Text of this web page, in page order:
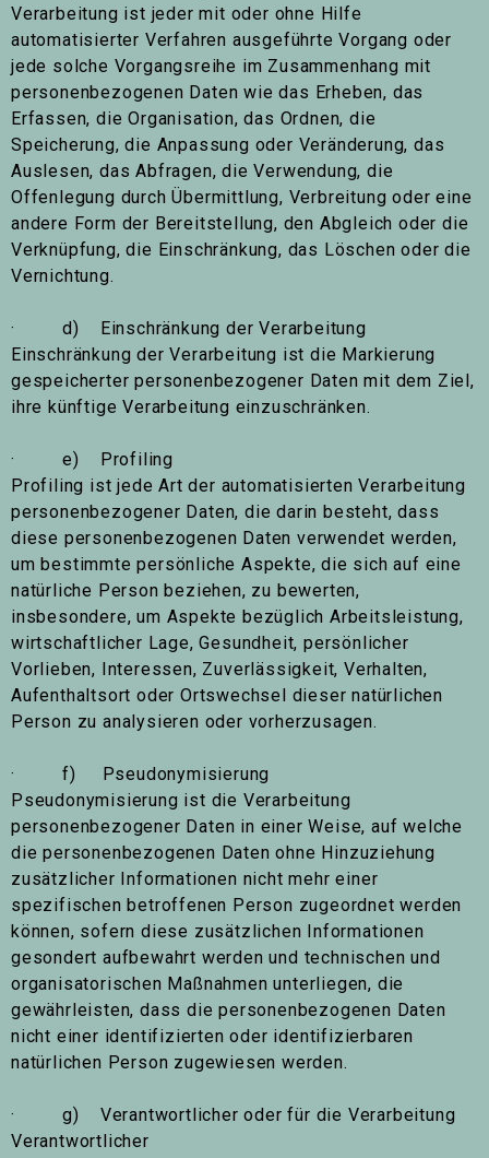
Verarbeitung ist jeder mit oder ohne Hilfe
automatisierter Verfahren ausgeführte Vorgang oder
jede solche Vorgangsreihe im Zusammenhang mit
personenbezogenen Daten wie das Erheben, das
Erfassen, die Organisation, das Ordnen, die
Speicherung, die Anpassung oder Veränderung, das
Auslesen, das Abfragen, die Verwendung, die
Offenlegung durch Übermittlung, Verbreitung oder eine
andere Form der Bereitstellung, den Abgleich oder die
Verknüpfung, die Einschränkung, das Löschen oder die
Vernichtung.
· d) Einschränkung der Verarbeitung
Einschränkung der Verarbeitung ist die Markierung
gespeicherter personenbezogener Daten mit dem Ziel,
ihre künftige Verarbeitung einzuschränken.
· e) Profiling
Profiling ist jede Art der automatisierten Verarbeitung
personenbezogener Daten, die darin besteht, dass
diese personenbezogenen Daten verwendet werden,
um bestimmte persönliche Aspekte, die sich auf eine
natürliche Person beziehen, zu bewerten,
insbesondere, um Aspekte bezüglich Arbeitsleistung,
wirtschaftlicher Lage, Gesundheit, persönlicher
Vorlieben, Interessen, Zuverlässigkeit, Verhalten,
Aufenthaltsort oder Ortswechsel dieser natürlichen
Person zu analysieren oder vorherzusagen.
· f) Pseudonymisierung
Pseudonymisierung ist die Verarbeitung
personenbezogener Daten in einer Weise, auf welche
die personenbezogenen Daten ohne Hinzuziehung
zusätzlicher Informationen nicht mehr einer
spezifischen betroffenen Person zugeordnet werden
können, sofern diese zusätzlichen Informationen
gesondert aufbewahrt werden und technischen und
organisatorischen Maßnahmen unterliegen, die
gewährleisten, dass die personenbezogenen Daten
nicht einer identifizierten oder identifizierbaren
natürlichen Person zugewiesen werden.
· g) Verantwortlicher oder für die Verarbeitung
Verantwortlicher